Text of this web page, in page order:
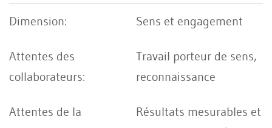
Sens et engagement
Travail porteur de sens,
reconnaissance
Résultats mesurables et